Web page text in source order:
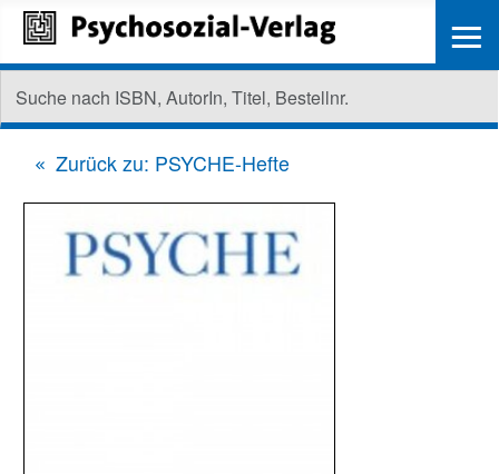
Zurück zu: PSYCHE-Hefte
≡